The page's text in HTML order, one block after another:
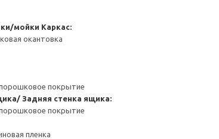
мойки Каркас:
окантовка
покрытие
Задняя стенка ящика:
покрытие
пленка